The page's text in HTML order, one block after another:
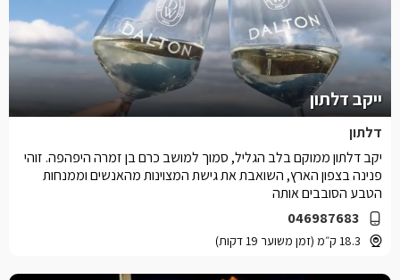
ייקב דלתון
דלתון
046987683
18.3 ק״מ (זמן משוער 19 דקות)
יקב דלתון ממוקם בלב הגליל, סמוך למושב כרם בן זמרה היפהפה. זוהי
פנינה בצפון הארץ, השואבת את גישת המצוינות מהאנשים וממנחות
הטבע הסובבים אותה